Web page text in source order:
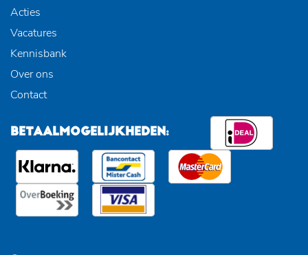
Acties
Vacatures
Kennisbank
Over ons
Contact
BETAALMOGELIJKHEDEN: